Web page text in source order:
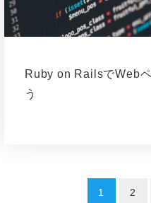
Ruby on RailsでWeb
う
1 2